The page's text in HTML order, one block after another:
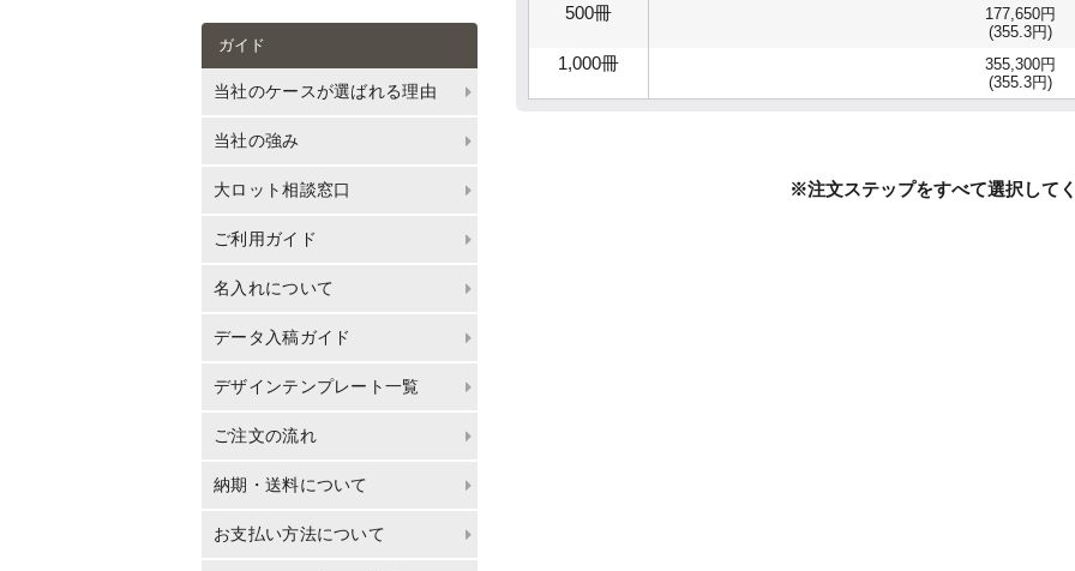
ガイド
当社のケースが選ばれる理由
当社の強み
大ロット相談窓口
ご利用ガイド
名入れについて
データ入稿ガイド
デザインテンプレート一覧
ご注文の流れ
納期・送料について
お支払い方法について
500冊
177,650円
(355.3円)
1,000冊
355,300円
(355.3円)
※注文ステップをすべて選択して